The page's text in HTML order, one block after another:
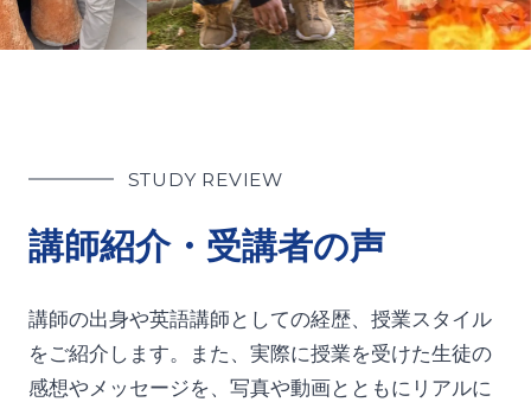
STUDY REVIEW
講師紹介・受講者の声
講師の出身や英語講師としての経歴、授業スタイル
をご紹介します。また、実際に授業を受けた生徒の
感想やメッセージを、写真や動画とともにリアルに